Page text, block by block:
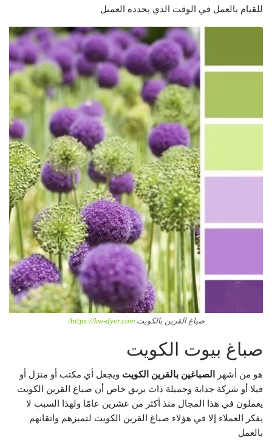
للقيام بالعمل في الوقت الذي يحدده العميل
صباغ القرين بالكويتhttps://kw-dyer.com/
صباغ بيوت الكويت
هو من أشهر الصباغين بالقرين الكويت ويجعل أي مكتب أو منزل أو
فيلا أو شركة جذابة وجميلة ذات بريق خاص أن صباغ القرين الكويت
يعملون في هذا المجال منذ أكثر من عشرين عامًا ولهذا السبب لا
يفكر العملاء إلا في هؤلاء صباغ القرين الكويت لتميزهم واتقانهم
بالعمل